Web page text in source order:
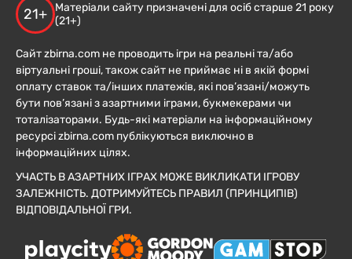
21+
Матеріали сайту призначені для осіб старше 21 року
(21+)
Сайт zbirna.com не проводить ігри на реальні та/або
віртуальні гроші, також сайт не приймає ні в якій формі
оплату ставок та/інших платежів, які пов’язані/можуть
бути пов’язані з азартними іграми, букмекерами чи
тоталізаторами. Будь-які матеріали на інформаційному
ресурсі zbirna.com публікуються виключно в
інформаційних цілях.
УЧАСТЬ В АЗАРТНИХ ІГРАХ МОЖЕ ВИКЛИКАТИ ІГРОВУ
ЗАЛЕЖНІСТЬ. ДОТРИМУЙТЕСЬ ПРАВИЛ (ПРИНЦИПІВ)
ВІДПОВІДАЛЬНОЇ ГРИ.